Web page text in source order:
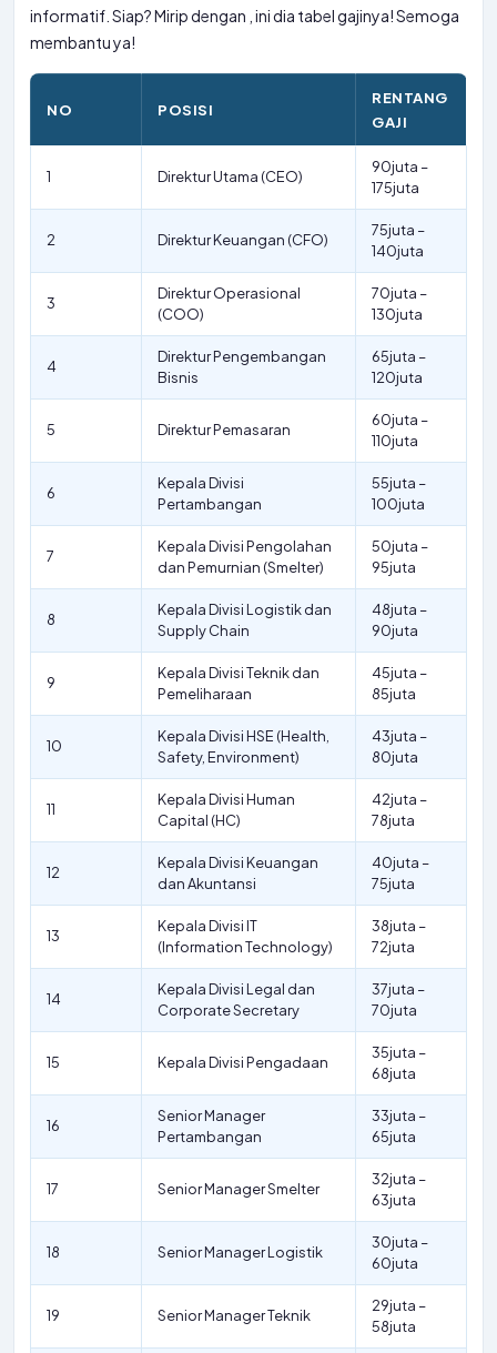
informatif. Siap? Mirip dengan , ini dia tabel gajinya! Semoga
membantu ya!
NO POSISI
RENTANG
GAJI
1 Direktur Utama (CEO)
90juta –
175juta
2 Direktur Keuangan (CFO)
75juta –
140juta
3
Direktur Operasional
(COO)
70juta –
130juta
4
Direktur Pengembangan
Bisnis
65juta –
120juta
5 Direktur Pemasaran
60juta –
110juta
6
Kepala Divisi
Pertambangan
55juta –
100juta
7
Kepala Divisi Pengolahan
dan Pemurnian (Smelter)
50juta –
95juta
8
Kepala Divisi Logistik dan
Supply Chain
48juta –
90juta
9
Kepala Divisi Teknik dan
Pemeliharaan
45juta –
85juta
10
Kepala Divisi HSE (Health,
Safety, Environment)
43juta –
80juta
11
Kepala Divisi Human
Capital (HC)
42juta –
78juta
12
Kepala Divisi Keuangan
dan Akuntansi
40juta –
75juta
13
Kepala Divisi IT
(Information Technology)
38juta –
72juta
14
Kepala Divisi Legal dan
Corporate Secretary
37juta –
70juta
15 Kepala Divisi Pengadaan
35juta –
68juta
16
Senior Manager
Pertambangan
33juta –
65juta
17 Senior Manager Smelter
32juta –
63juta
18 Senior Manager Logistik
30juta –
60juta
19 Senior Manager Teknik
29juta –
58juta